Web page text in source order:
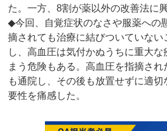
た。一方、8割が薬以外の改善法に
◆今回、自覚症状のなさや服薬への
摘されても治療に結びついていな
し、高血圧は気付かぬうちに重大
まう危険もある。高血圧を指摘され
も通院し、その後も放置せずに適
要性を痛感した。